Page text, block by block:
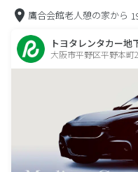
鷹合会館老人憩の家から
トヨタレンタカー地
大阪市平野区平野本町